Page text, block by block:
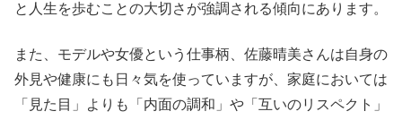
と人生を歩むことの大切さが強調される傾向にあります。
また、モデルや女優という仕事柄、佐藤晴美さんは自身の
外見や健康にも日々気を使っていますが、家庭においては
「見た目」よりも「内面の調和」や「互いのリスペクト」